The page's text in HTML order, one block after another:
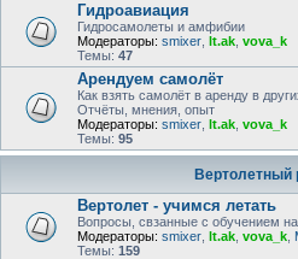
Гидроавиация
Гидросамолеты и амфибии
Модераторы: smixer lt.ak vova_k
Темы: 47
Арендуем самолёт
Как взять самолёт в аренду в
Отчёты, мнения, опыт
Модераторы: smixer lt.ak vova_k
Темы: 95
Вертолетный
Вертолет - учимся летать
Вопросы, свзанные с обучением на
Модераторы: smixer lt.ak vova_k
Темы: 159